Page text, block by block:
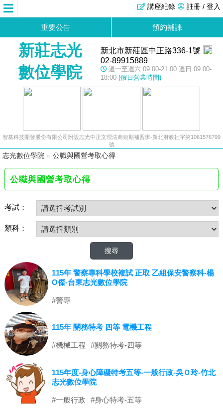
註冊 / 登入
講座紀錄
重要公告 預約補課
新莊志光
數位學院
新北市新莊區中正路336-1號
02-89915889
週一至週六 09:00-21:00 週日 09:00-
18:00 (假日營業時間)
智基科技開發股份有限公司附設志光中正文理法商短期補習班-新北府教社字第1061576799
號
志光數位學院 » 公職與國營考取心得
公職與國營考取心得
考試：
類科：
115年 警察專科學校複試 正取 乙組保安警察科-楊
O傑-台東志光數位學院
#警專
115年 關務特考 四等 電機工程
#機械工程 #關務特考-四等
115年度-身心障礙特考五等-一般行政-吳Ｏ玲-竹北
志光數位學院
#一般行政 #身心特考-五等